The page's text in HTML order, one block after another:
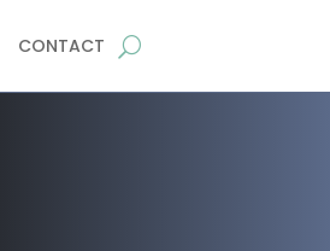
CONTACT